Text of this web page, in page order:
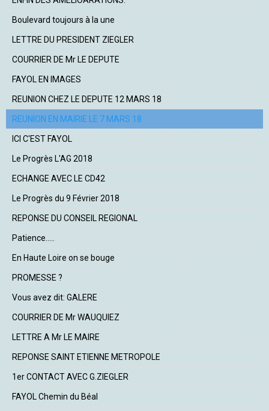
Boulevard toujours à la une
LETTRE DU PRESIDENT ZIEGLER
COURRIER DE Mr LE DEPUTE
FAYOL EN IMAGES
REUNION CHEZ LE DEPUTE 12 MARS 18
REUNION EN MAIRIE LE 7 MARS 18
ICI C'EST FAYOL
Le Progrès L'AG 2018
ECHANGE AVEC LE CD42
Le Progrès du 9 Février 2018
REPONSE DU CONSEIL REGIONAL
Patience.....
En Haute Loire on se bouge
PROMESSE ?
Vous avez dit: GALERE
COURRIER DE Mr WAUQUIEZ
LETTRE A Mr LE MAIRE
REPONSE SAINT ETIENNE METROPOLE
1er CONTACT AVEC G.ZIEGLER
FAYOL Chemin du Béal